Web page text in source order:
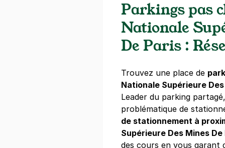
4,3(22
Paris -
6 quai de
75004Paris
4,6 (685
5,08 €/heure,36,72 €/jour,
Parkings pas
Nationale
De Paris :
Trouvez une place de
Nationale Supérieure
Leader du parking
problématique de
de stationnement à
Supérieure Des Mines De
des cours en vous garant